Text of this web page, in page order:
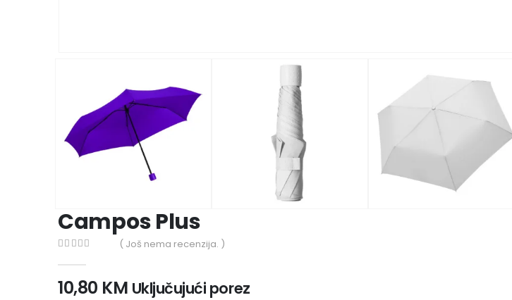
Campos Plus
( Još nema recenzija. )
10,80 KM Uključujući porez